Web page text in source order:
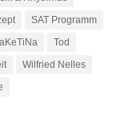
SAT Programm
Tod
Wilfried Nelles